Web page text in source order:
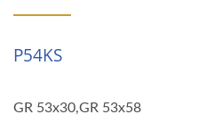
P54KS
GR 53x30,GR 53x58